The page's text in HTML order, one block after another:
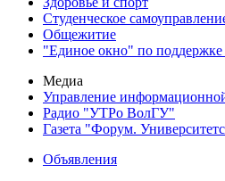
Студенческое
Общежитие
"Единое окно" по
Медиа
Управление
Радио "УТРо ВолГУ"
Газета "Форум.
Объявления